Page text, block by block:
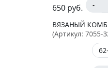
650 руб. -
ВЯЗАНЫЙ
(Артикул: 7055-